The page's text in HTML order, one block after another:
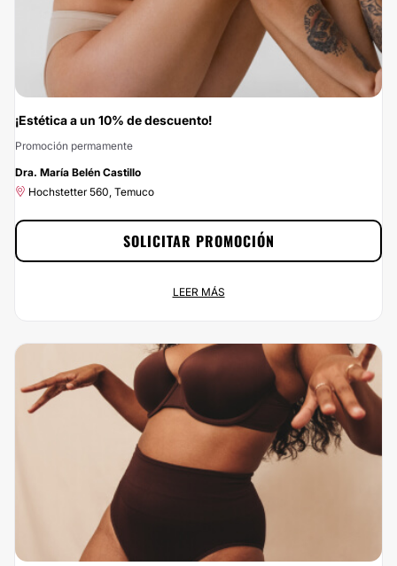
-10%
¡Estética a un 10% de descuento!
Promoción permamente
Dra. María Belén Castillo
Hochstetter 560, Temuco
No dejes escapar esta oportunidad: con Clinicasesteticas.cl vas a ahorrar el
10% si te pones en las manos de María Belén Castillo. Si estás buscando el
mejor precio para un servicio de calidad, ¡has encontrado la mejor opción!
Porque en Clinicasesteticas.cl, no queremos que el precio sea el problema.
SOLICITAR PROMOCIÓN
LEER MÁS